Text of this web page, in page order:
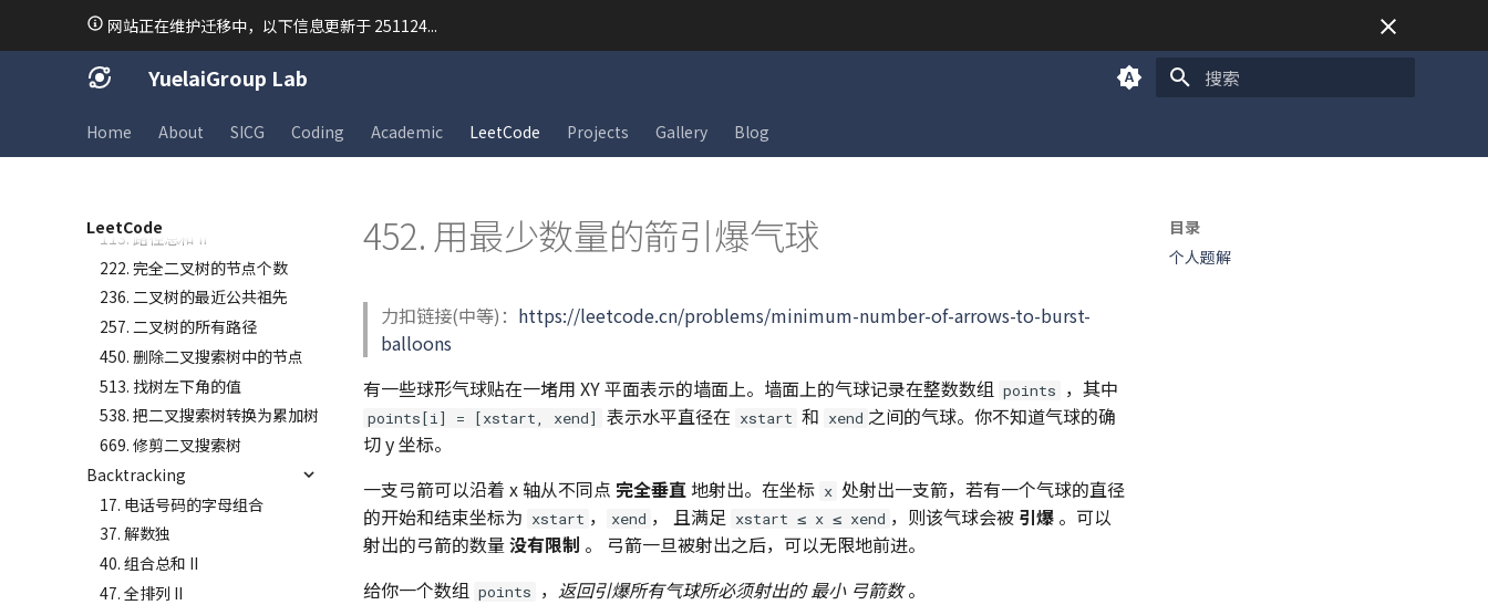
网站正在维护迁移中，以下信息更新于 251124...
YuelaiGroup Lab
Home About SICG Coding Academic LeetCode Projects Gallery Blog
LeetCode
94/144/145. 二叉树的前/中/后
序遍历
98. 验证二叉搜索树
102. 二叉树的层序遍历
106. 从中序与后序遍历序列构造
113. 路径总和 II
222. 完全二叉树的节点个数
236. 二叉树的最近公共祖先
257. 二叉树的所有路径
450. 删除二叉搜索树中的节点
513. 找树左下角的值
538. 把二叉搜索树转换为累加树
669. 修剪二叉搜索树
Backtracking
17. 电话号码的字母组合
37. 解数独
40. 组合总和 II
47. 全排列 II
目录
个人题解
452. 用最少数量的箭引爆气球
力扣链接(中等)： https://leetcode.cn/problems/minimum-number-of-arrows-to-burst-
balloons
有一些球形气球贴在一堵用 XY 平面表示的墙面上。墙面上的气球记录在整数数组 points ，其中
points[i] = [xstart, xend] 表示水平直径在 xstart 和 xend 之间的气球。你不知道气球的确
切 y 坐标。
一支弓箭可以沿着 x 轴从不同点 完全垂直地射出。在坐标 x 处射出一支箭，若有一个气球的直径
的开始和结束坐标为 xstart ， xend ， 且满足 xstart ≤ x ≤ xend ，则该气球会被 引爆 。可以
射出的弓箭的数量没有限制 。 弓箭一旦被射出之后，可以无限地前进。
给你一个数组 points ， 返回引爆所有气球所必须射出的最小弓箭数。